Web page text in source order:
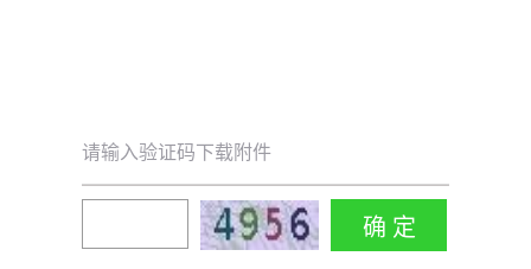
请输入验证码下载附件